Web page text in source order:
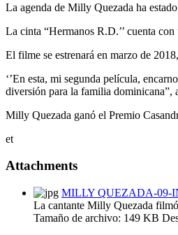
La agenda de Milly Quezada ha
La cinta “Hermanos R.D.’’ cuenta
El filme se estrenará en marzo de
‘’En esta, mi segunda película,
diversión para la familia dominicana”,
Milly Quezada ganó el Premio
et
Attachments
MILLY QUEZADA-09-
La cantante Milly Quezada
Tamaño de archivo: 149 KB